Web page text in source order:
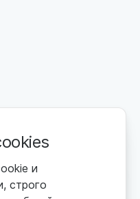
233610721148
новой
и
строго